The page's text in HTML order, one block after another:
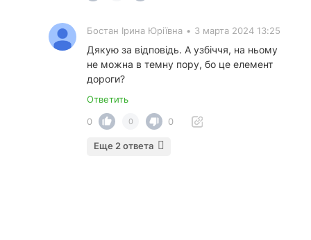
Бостан Ірина Юріївна • 3 марта 2024 13:25
Дякую за відповідь. А узбіччя, на ньому
не можна в темну пору, бо це елемент
дороги?
Ответить
0
0 0
Еще 2 ответа